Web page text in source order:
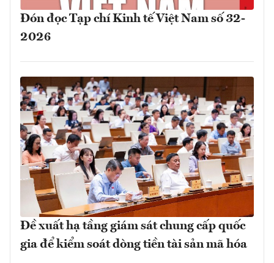
Đón đọc Tạp chí Kinh tế Việt Nam số 32-
2026
Đề xuất hạ tầng giám sát chung cấp quốc
gia để kiểm soát dòng tiền tài sản mã hóa